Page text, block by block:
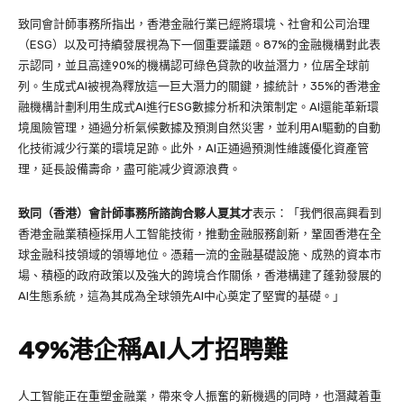
致同會計師事務所指出，香港金融行業已經將環境、社會和公司治理
（ESG）以及可持續發展視為下一個重要議題。87%的金融機構對此表
示認同，並且高達90%的機構認可綠色貸款的收益潛力，位居全球前
列。生成式AI被視為釋放這一巨大潛力的關鍵，據統計，35%的香港金
融機構計劃利用生成式AI進行ESG數據分析和決策制定。AI還能革新環
境風險管理，通過分析氣候數據及預測自然災害，並利用AI驅動的自動
化技術減少行業的環境足跡。此外，AI正通過預測性維護優化資產管
理，延長設備壽命，盡可能减少資源浪費。
致同（香港）會計師事務所諮詢合夥人夏其才表示：「我們很高興看到
香港金融業積極採用人工智能技術，推動金融服務創新，鞏固香港在全
球金融科技領域的領導地位。憑藉一流的金融基礎設施、成熟的資本市
場、積極的政府政策以及強大的跨境合作關係，香港構建了蓬勃發展的
AI生態系統，這為其成為全球領先AI中心奠定了堅實的基礎。」
49%港企稱AI人才招聘難
人工智能正在重塑金融業，帶來令人振奮的新機遇的同時，也潛藏着重